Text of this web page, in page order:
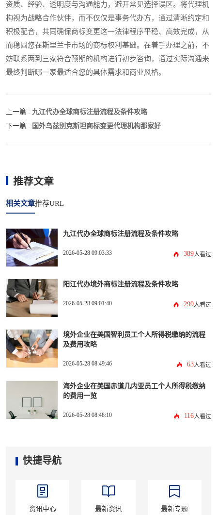
资质、经验、透明度与沟通能力，避开常见选择误区。将代理机
构视为战略合作伙伴，而不仅仅是事务代办方，通过清晰约定和
积极配合，共同确保商标变更这一法律程序平稳、高效完成，从
而稳固您在斯里兰卡市场的商标权利基础。在着手办理之前，不
妨联系两到三家符合预期的机构进行初步咨询，通过实际沟通来
最终判断哪一家最适合您的具体需求和商业风格。
上一篇 : 九江代办全球商标注册流程及条件攻略
下一篇 : 国外乌兹别克斯坦商标变更代理机构那家好
推荐文章
相关文章推荐URL
九江代办全球商标注册流程及条件攻略
2026-05-28 09:03:33 389人看过
阳江代办境外商标注册流程及条件攻略
2026-05-28 09:01:40 299人看过
境外企业在美国智利员工个人所得税缴纳的流程
及费用攻略
2026-05-28 08:49:46 63人看过
海外企业在美国赤道几内亚员工个人所得税缴纳
的费用一览
2026-05-28 08:48:10 116人看过
快捷导航
资讯中心 最新资讯 最新专题